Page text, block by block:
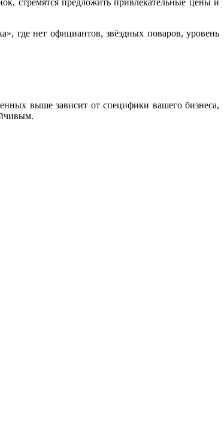
стремятся предложить привлекательные цены и
где нет официантов, звёздных поваров, уровень
выше зависит от специфики вашего бизнеса,